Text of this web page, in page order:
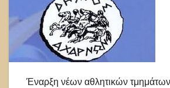
Έναρξη νέων αθλητικών